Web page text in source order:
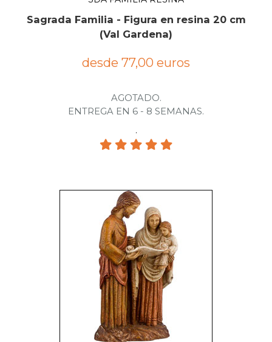
Sagrada Familia - Figura en resina 20 cm
(Val Gardena)
desde 77,00 euros
AGOTADO.
ENTREGA EN 6 - 8 SEMANAS.
.